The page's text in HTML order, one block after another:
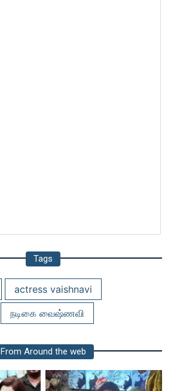
Tags
actress vaishnavi
நடிகை வைஷ்ணவி
From Around the web